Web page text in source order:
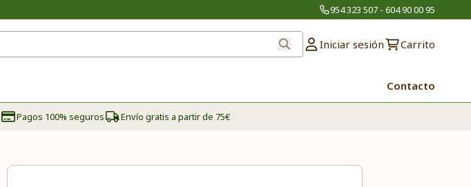
954 323 507 - 604 90 00 95
Iniciar sesión Carrito
Contacto
Pagos 100% seguros Envío gratis a partir de 75€